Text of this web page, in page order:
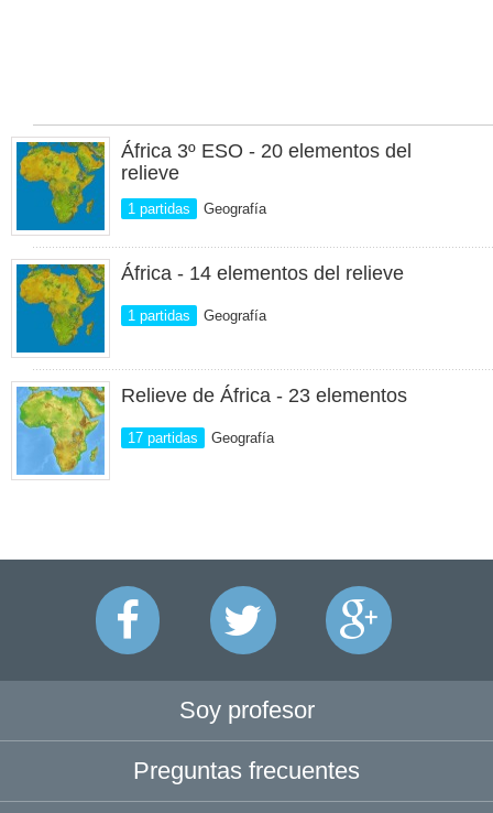
África 3º ESO - 20 elementos del
relieve
1 partidas Geografía
África - 14 elementos del relieve
1 partidas Geografía
Relieve de África - 23 elementos
17 partidas Geografía
Soy profesor
Preguntas frecuentes